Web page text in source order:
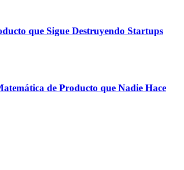
que Sigue Destruyendo Startups
de Producto que Nadie Hace